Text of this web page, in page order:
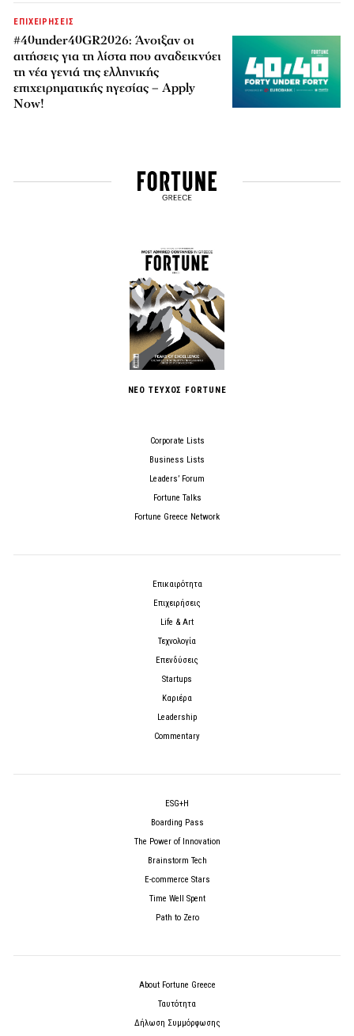
ΕΠΙΧΕΙΡΗΣΕΙΣ
#40under40GR2026: Άνοιξαν οι
αιτήσεις για τη λίστα που αναδεικνύει
τη νέα γενιά της ελληνικής
επιχειρηματικής ηγεσίας – Apply
Now!
ΝΕΟ ΤΕΥΧΟΣ FORTUNE
Corporate Lists
Business Lists
Leaders’ Forum
Fortune Talks
Fortune Greece Network
Επικαιρότητα
Επιχειρήσεις
Life & Art
Τεχνολογία
Επενδύσεις
Startups
Καριέρα
Leadership
Commentary
ESG+H
Boarding Pass
The Power of Innovation
Brainstorm Tech
E-commerce Stars
Time Well Spent
Path to Zero
About Fortune Greece
Ταυτότητα
Δήλωση Συμμόρφωσης